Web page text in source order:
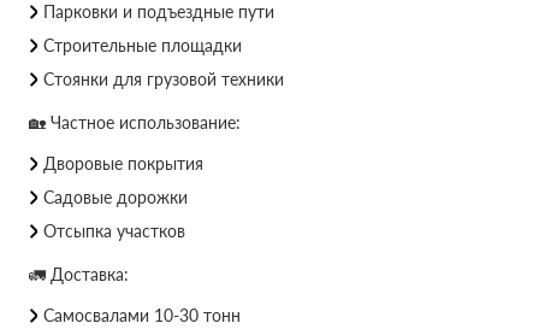
Парковки и подъездные пути
Строительные площадки
Стоянки для грузовой техники
🏡 Частное использование:
Дворовые покрытия
Садовые дорожки
Отсыпка участков
🚛 Доставка:
Самосвалами 10-30 тонн